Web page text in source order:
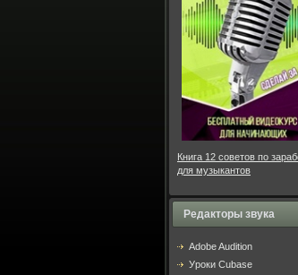
Книга 12 советов по
для музыкантов
Редакторы звука
Adobe Audition
Уроки Cubase